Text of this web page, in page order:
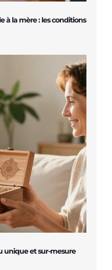
à la mère : les conditions
unique et sur-mesure